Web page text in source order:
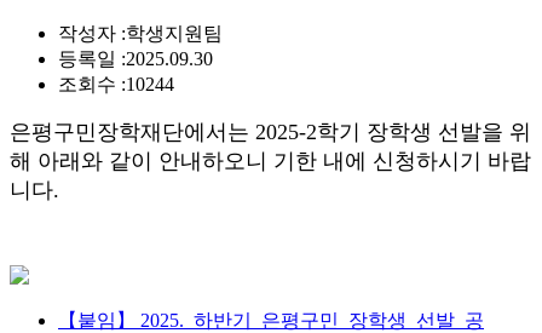
작성자 :학생지원팀
등록일 :2025.09.30
조회수 :10244
은평구민장학재단에서는 2025-2학기 장학생 선발을 위
해 아래와 같이 안내하오니 기한 내에 신청하시기 바랍
니다.
【붙임】 2025._하반기_은평구민_장학생_선발_공